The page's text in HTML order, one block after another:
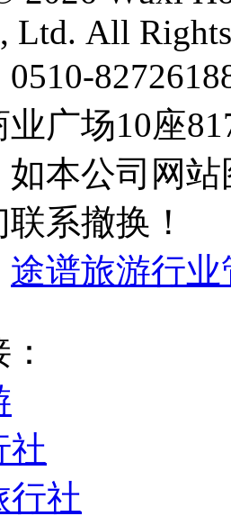
Ltd. All
0510-
广场10座
如本公司网
系撤换！
途谱旅游行
社
行社